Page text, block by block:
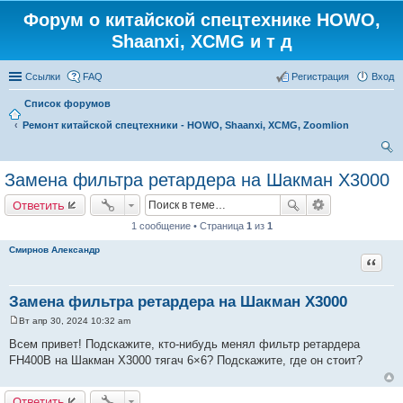
Форум о китайской спецтехнике HOWO,
Shaanxi, XCMG и т д
Ссылки FAQ Вход
Регистрация
Список форумов
Ремонт китайской спецтехники - HOWO, Shaanxi, XCMG, Zoomlion
Замена фильтра ретардера на Шакман Х3000
Ответить
1 сообщение • Страница 1 из 1
Смирнов Александр
Замена фильтра ретардера на Шакман Х3000
о
б
н
Вт апр 30, 2024 10:32 am
Всем привет! Подскажите, кто-нибудь менял фильтр ретардера
FH400B на Шакман Х3000 тягач 6×6? Подскажите, где он стоит?